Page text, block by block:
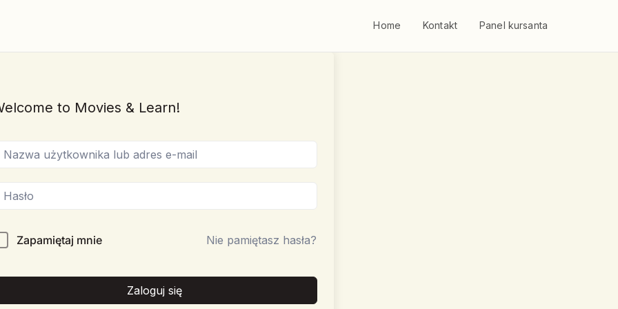
Home Kontakt Panel kursanta
to Movies & Learn!
Zapamiętaj mnie Nie pamiętasz hasła?
Zaloguj się